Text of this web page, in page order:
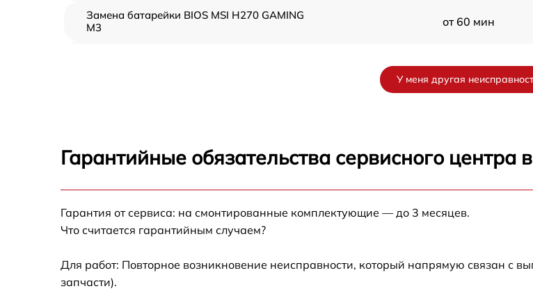
Замена батарейки BIOS MSI H270 GAMING
M3
от 60 мин
У меня другая
Гарантийные обязательства сервисного центра
Гарантия от сервиса: на смонтированные комплектующие — до 3 месяцев.
Что считается гарантийным случаем?
Для работ: Повторное возникновение неисправности, который напрямую связан с
запчасти).